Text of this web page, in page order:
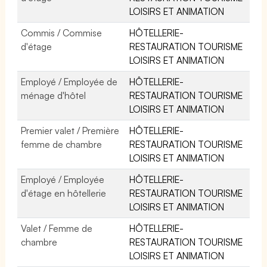
LOISIRS ET ANIMATION
Commis / Commise
d'étage
HÔTELLERIE-
RESTAURATION TOURISME
LOISIRS ET ANIMATION
Employé / Employée de
ménage d'hôtel
HÔTELLERIE-
RESTAURATION TOURISME
LOISIRS ET ANIMATION
Premier valet / Première
femme de chambre
HÔTELLERIE-
RESTAURATION TOURISME
LOISIRS ET ANIMATION
Employé / Employée
d'étage en hôtellerie
HÔTELLERIE-
RESTAURATION TOURISME
LOISIRS ET ANIMATION
Valet / Femme de
chambre
HÔTELLERIE-
RESTAURATION TOURISME
LOISIRS ET ANIMATION